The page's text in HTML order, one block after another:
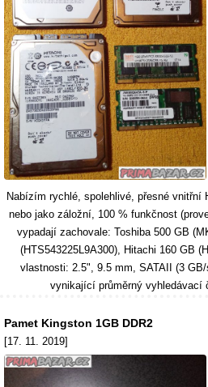
Nabízím rychlé, spolehlivé, přesné vnitřní
nebo jako záložní, 100 % funkčnost
vypadají zachovale: Toshiba 500 GB
(HTS543225L9A300), Hitachi 160 GB
vlastnosti: 2.5", 9.5 mm, SATAII (3
vynikající průměrný vyhledávací
Pamet Kingston 1GB DDR2
[17. 11. 2019]